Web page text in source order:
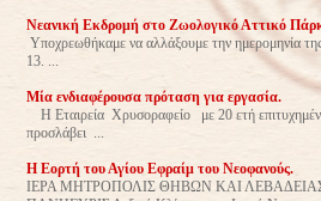
Νεανική Eκδρομή στο Ζωολογικό Αττικό
Υποχρεωθήκαμε να αλλάξουμε την ημερομηνία
13. ...
Μία ενδιαφέρουσα πρόταση για εργασία.
Η Εταιρεία Χρυσοραφείο με 20 ετή
προσλάβει ...
Η Εορτή του Αγίου Εφραίμ του Νεοφανούς.
ΙΕΡΑ ΜΗΤΡΟΠΟΛΙΣ ΘΗΒΩΝ ΚΑΙ